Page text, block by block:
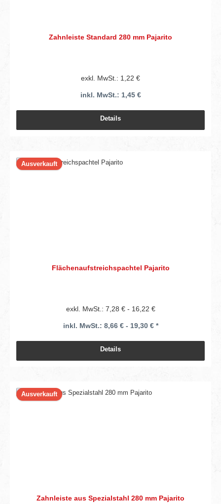
Zahnleiste Standard 280 mm Pajarito
exkl. MwSt.: 1,22 €
inkl. MwSt.: 1,45 €
Details
Ausverkauft
Flächenaufstreichspachtel Pajarito
exkl. MwSt.: 7,28 € - 16,22 €
inkl. MwSt.: 8,66 € - 19,30 € *
Details
Ausverkauft
Zahnleiste aus Spezialstahl 280 mm Pajarito